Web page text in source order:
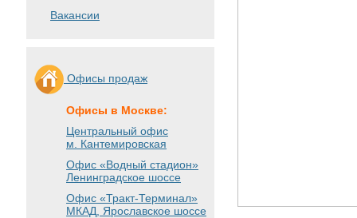
Вакансии
Офисы продаж
Офисы в Москве:
Центральный офис
м. Кантемировская
Офис «Водный стадион»
Ленинградское шоссе
Офис «Тракт-Терминал»
МКАД, Ярославское шоссе